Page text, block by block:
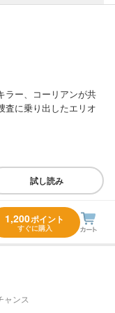
ラー、コーリアンが共
査に乗り出したエリオ
試し読み
1,200ポイント
すぐに購入
ャンス